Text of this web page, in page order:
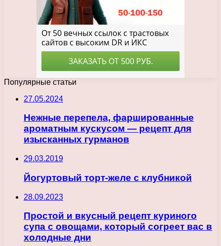
Популярные статьи
27.05.2024
Нежные перепела, фаршированные
ароматным кускусом — рецепт для
изысканных гурманов
29.03.2019
Йогуртовый торт-желе с клубникой
28.09.2023
Простой и вкусный рецепт куриного
супа с овощами, который согреет вас в
холодные дни